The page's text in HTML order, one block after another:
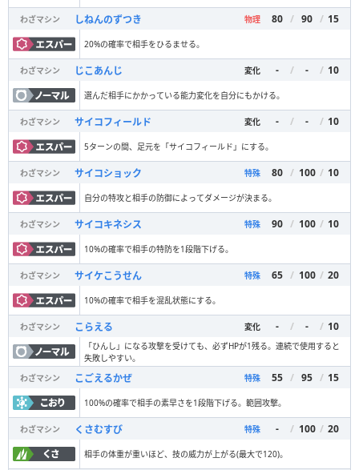
わざマシン しねんのずつき 物理 80 / 90 / 15
20%の確率で相手をひるませる。
わざマシン じこあんじ 変化 - / - / 10
選んだ相手にかかっている能力変化を自分にもかける。
わざマシン サイコフィールド 変化 - / - / 10
5ターンの間、足元を「サイコフィールド」にする。
わざマシン サイコショック 特殊 80 / 100 / 10
自分の特攻と相手の防御によってダメージが決まる。
わざマシン サイコキネシス 特殊 90 / 100 / 10
10%の確率で相手の特防を1段階下げる。
わざマシン サイケこうせん 特殊 65 / 100 / 20
10%の確率で相手を混乱状態にする。
わざマシン こらえる 変化 - / - / 10
「ひんし」になる攻撃を受けても、必ずHPが1残る。連続で使用すると
失敗しやすい。
わざマシン
こごえるかぜ 特殊 55 / 95 / 15
100%の確率で相手の素早さを1段階下げる。範囲攻撃。
わざマシン くさむすび 特殊 - / 100 / 20
相手の体重が重いほど、技の威力が上がる(最大で120)。